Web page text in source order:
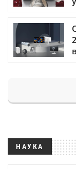
НАУКА